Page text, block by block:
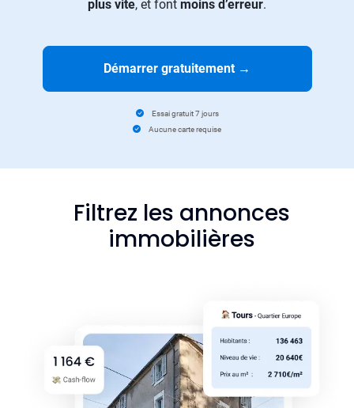
plus vite, et font moins d’erreur.
Démarrer gratuitement →
Essai gratuit 7 jours
Aucune carte requise
Filtrez les annonces
immobilières